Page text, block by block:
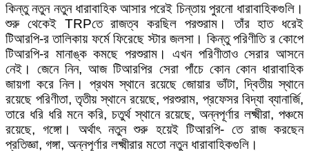
কিন্তু নতুন নতুন ধারাবাহিক আসার পরেই চিন্তায় পুরনো ধারাবাহিকগুলি।
শুরু থেকেই TRPতে রাজত্ব করছিল পরশুরাম। তাঁর হাত ধরেই
টিআরপি-র তালিকায় ফর্মে ফিরেছে স্টার জলসা। কিন্তু পরিণীতি র কোপে
টিআরপি-র মানাঙ্ক কমছে পরশুরাম। এখন পরিণীতাও সেরার আসনে
নেই। জেনে নিন, আজ টিআরপির সেরা পাঁচে কোন কোন ধারাবাহিক
জায়গা করে নিল। প্রথম স্থানে রয়েছে জোয়ার ভাঁটা, দ্বিতীয় স্থানে
রয়েছে পরিণীতা, তৃতীয় স্থানে রয়েছে, পরশুরাম, প্রফেসর বিদ্যা ব্যানার্জি,
তারে ধরি ধরি মনে করি, চতুর্থ স্থানে রয়েছে, অন্নপূর্ণার লক্ষ্মীরা, পঞ্চমে
রয়েছে, গঙ্গো। অর্থাৎ নতুন শুরু হয়েই টিআরপি- তে রাজ করছেন
প্রতিজ্ঞা, গঙ্গা, অন্নপূর্ণার লক্ষ্মীরার মতো নতুন ধারাবাহিকগুলি।